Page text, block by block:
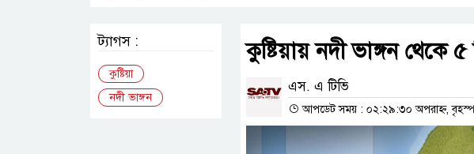
কুষ্টিয়ায় নদী ভাঙ্গন থেকে
এস. এ টিভি
আপডেট সময় : ০২:২৯:৩০ অপরাহ্ন,
ট্যাগস :
কুষ্টিয়া
নদী ভাঙ্গন